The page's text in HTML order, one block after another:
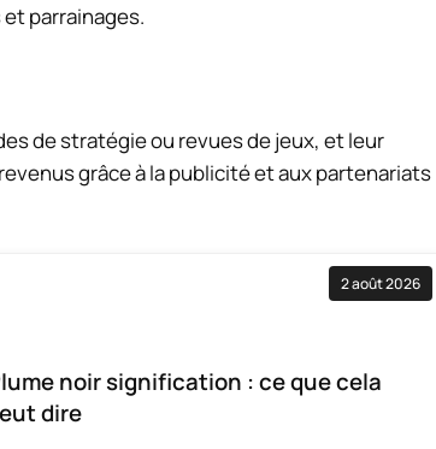
parrainages.
de stratégie ou revues de jeux, et leur
grâce à la publicité et aux partenariats
2 août 2026
noir signification : ce que cela
dire